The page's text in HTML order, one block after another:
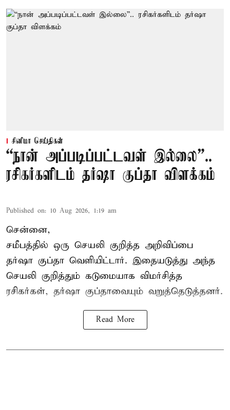
சினிமா செய்திகள்
“நான் அப்படிப்பட்டவள் இல்லை”..
ரசிகர்களிடம் தர்ஷா குப்தா விளக்கம்
Published on: 10 Aug 2026, 1:19 am
சென்னை,
சமீபத்தில் ஒரு செயலி குறித்த அறிவிப்பை
தர்ஷா குப்தா வெளியிட்டார். இதையடுத்து அந்த
செயலி குறித்தும் கடுமையாக விமர்சித்த
ரசிகர்கள், தர்ஷா குப்தாவையும் வறுத்தெடுத்தனர்.
Read More